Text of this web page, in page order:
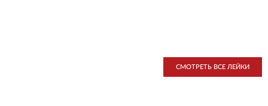
СМОТРЕТЬ ВСЕ ЛЕЙКИ